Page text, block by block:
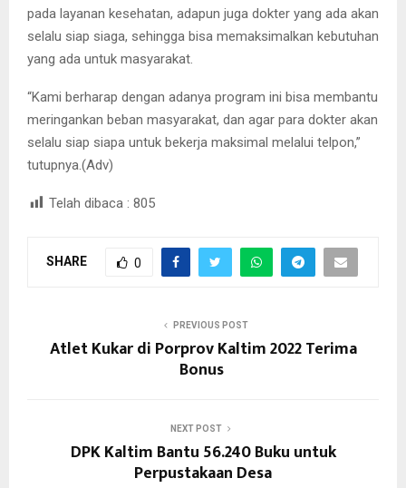
pada layanan kesehatan, adapun juga dokter yang ada akan
selalu siap siaga, sehingga bisa memaksimalkan kebutuhan
yang ada untuk masyarakat.
“Kami berharap dengan adanya program ini bisa membantu
meringankan beban masyarakat, dan agar para dokter akan
selalu siap siapa untuk bekerja maksimal melalui telpon,”
tutupnya.(Adv)
Telah dibaca : 805
SHARE 0
PREVIOUS POST
Atlet Kukar di Porprov Kaltim 2022 Terima
Bonus
NEXT POST
DPK Kaltim Bantu 56.240 Buku untuk
Perpustakaan Desa